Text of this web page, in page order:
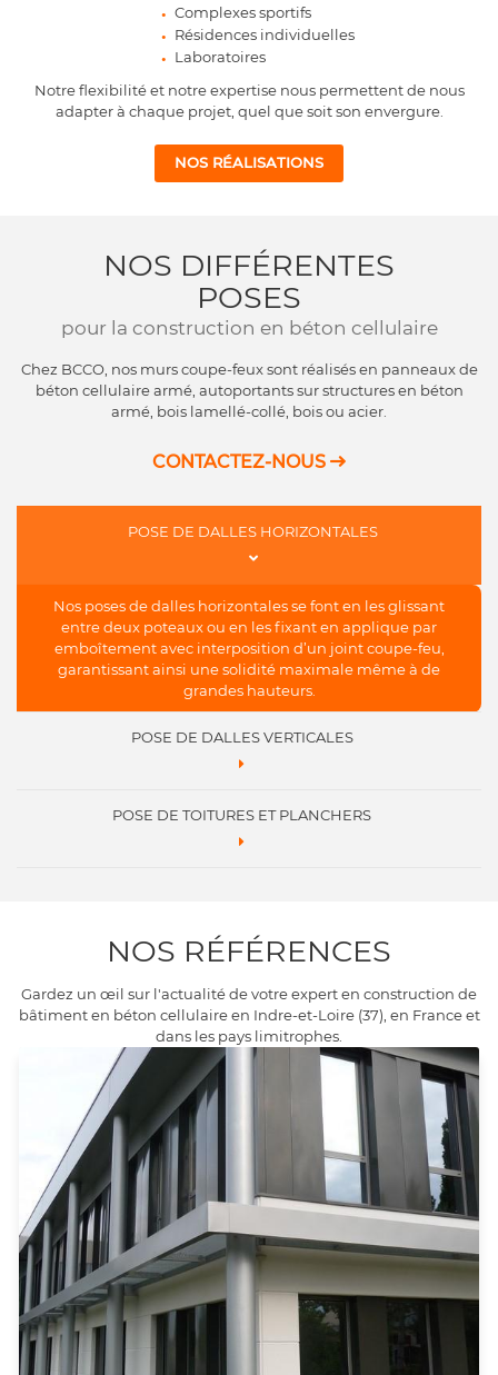
Complexes sportifs
Résidences individuelles
Laboratoires
Notre flexibilité et notre expertise nous permettent de nous
adapter à chaque projet, quel que soit son envergure.
NOS RÉALISATIONS
NOS DIFFÉRENTES
POSES
pour la construction en béton cellulaire
Chez BCCO, nos murs coupe-feux sont réalisés en panneaux de
béton cellulaire armé, autoportants sur structures en béton
armé, bois lamellé-collé, bois ou acier.
CONTACTEZ-NOUS 
POSE DE DALLES HORIZONTALES
Nos poses de dalles horizontales se font en les glissant
entre deux poteaux ou en les fixant en applique par
emboîtement avec interposition d’un joint coupe-feu,
garantissant ainsi une solidité maximale même à de
grandes hauteurs.
POSE DE DALLES VERTICALES
POSE DE TOITURES ET PLANCHERS
NOS RÉFÉRENCES
Gardez un œil sur l'actualité de votre expert en construction de
bâtiment en béton cellulaire en Indre-et-Loire (37), en France et
dans les pays limitrophes.